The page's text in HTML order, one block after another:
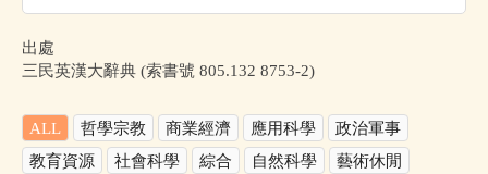
出處
三民英漢大辭典 (索書號 805.132 8753-2)
ALL 哲學宗教 商業經濟 應用科學
政治軍事
教育資源
社會科學 綜合 自然科學
藝術休閒